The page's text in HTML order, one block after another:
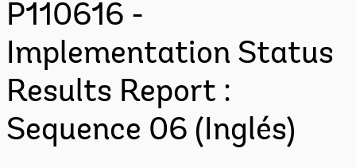
P110616 -
Implementation Status
Results Report :
Sequence 06 (Inglés)